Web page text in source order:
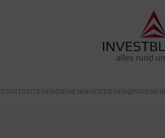
STARTSEITEVERDIENEN INVESTIERENSPAREN